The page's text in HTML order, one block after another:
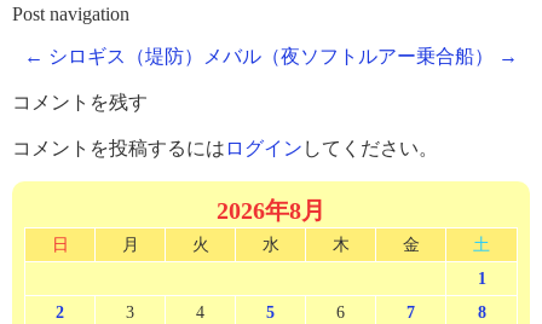
Post navigation
← シロギス（堤防） メバル（夜ソフトルアー乗合船） →
コメントを残す
コメントを投稿するには ログイン してください。
2026年8月
日 月 火 水 木 金
土
1
2
3 4 5 6 7
8